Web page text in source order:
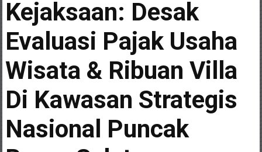
Kejaksaan: Desak
Evaluasi Pajak Usaha
Wisata & Ribuan Villa
Di Kawasan Strategis
Nasional Puncak